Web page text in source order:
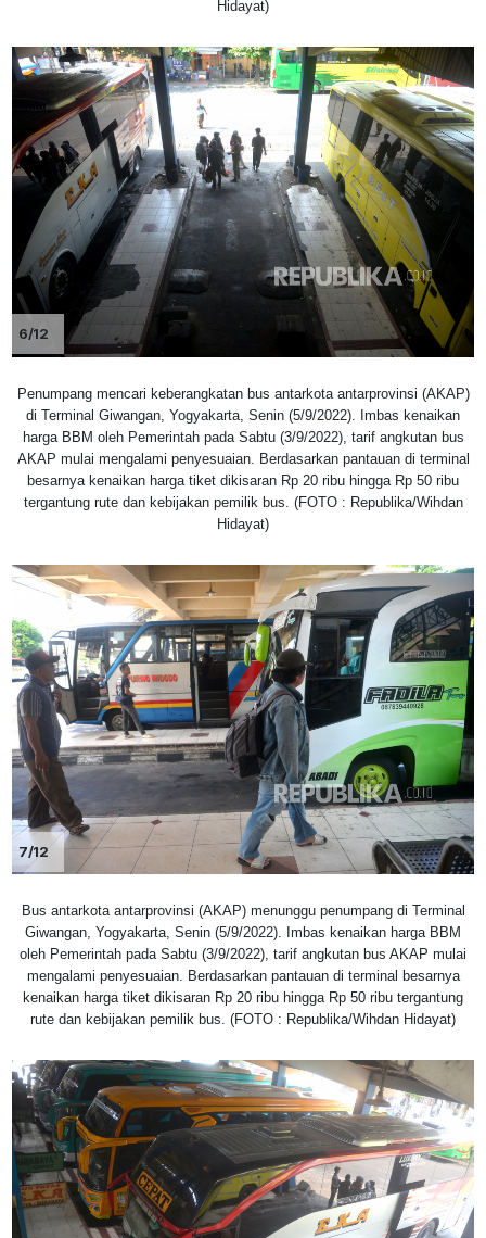
Hidayat)
6/12
Penumpang mencari keberangkatan bus antarkota antarprovinsi (AKAP)
di Terminal Giwangan, Yogyakarta, Senin (5/9/2022). Imbas kenaikan
harga BBM oleh Pemerintah pada Sabtu (3/9/2022), tarif angkutan bus
AKAP mulai mengalami penyesuaian. Berdasarkan pantauan di terminal
besarnya kenaikan harga tiket dikisaran Rp 20 ribu hingga Rp 50 ribu
tergantung rute dan kebijakan pemilik bus. (FOTO : Republika/Wihdan
Hidayat)
7/12
Bus antarkota antarprovinsi (AKAP) menunggu penumpang di Terminal
Giwangan, Yogyakarta, Senin (5/9/2022). Imbas kenaikan harga BBM
oleh Pemerintah pada Sabtu (3/9/2022), tarif angkutan bus AKAP mulai
mengalami penyesuaian. Berdasarkan pantauan di terminal besarnya
kenaikan harga tiket dikisaran Rp 20 ribu hingga Rp 50 ribu tergantung
rute dan kebijakan pemilik bus. (FOTO : Republika/Wihdan Hidayat)